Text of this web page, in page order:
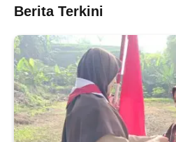
Berita Terkini